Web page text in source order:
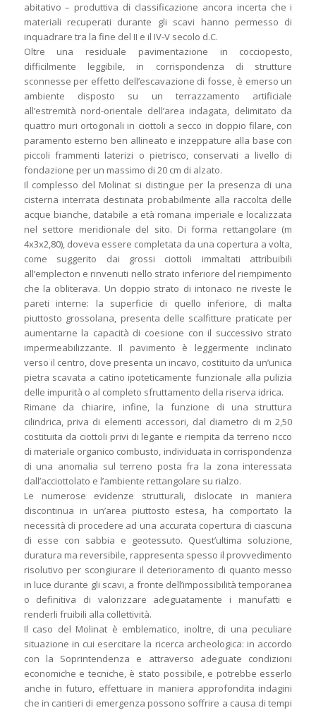
abitativo – produttiva di classificazione ancora incerta che i
materiali recuperati durante gli scavi hanno permesso di
inquadrare tra la fine del II e il IV-V secolo d.C.
Oltre una residuale pavimentazione in cocciopesto,
difficilmente leggibile, in corrispondenza di strutture
sconnesse per effetto dell’escavazione di fosse, è emerso un
ambiente disposto su un terrazzamento artificiale
all’estremità nord-orientale dell’area indagata, delimitato da
quattro muri ortogonali in ciottoli a secco in doppio filare, con
paramento esterno ben allineato e inzeppature alla base con
piccoli frammenti laterizi o pietrisco, conservati a livello di
fondazione per un massimo di 20 cm di alzato.
Il complesso del Molinat si distingue per la presenza di una
cisterna interrata destinata probabilmente alla raccolta delle
acque bianche, databile a età romana imperiale e localizzata
nel settore meridionale del sito. Di forma rettangolare (m
4x3x2,80), doveva essere completata da una copertura a volta,
come suggerito dai grossi ciottoli immaltati attribuibili
all’emplecton e rinvenuti nello strato inferiore del riempimento
che la obliterava. Un doppio strato di intonaco ne riveste le
pareti interne: la superficie di quello inferiore, di malta
piuttosto grossolana, presenta delle scalfitture praticate per
aumentarne la capacità di coesione con il successivo strato
impermeabilizzante. Il pavimento è leggermente inclinato
verso il centro, dove presenta un incavo, costituito da un’unica
pietra scavata a catino ipoteticamente funzionale alla pulizia
delle impurità o al completo sfruttamento della riserva idrica.
Rimane da chiarire, infine, la funzione di una struttura
cilindrica, priva di elementi accessori, dal diametro di m 2,50
costituita da ciottoli privi di legante e riempita da terreno ricco
di materiale organico combusto, individuata in corrispondenza
di una anomalia sul terreno posta fra la zona interessata
dall’acciottolato e l’ambiente rettangolare su rialzo.
Le numerose evidenze strutturali, dislocate in maniera
discontinua in un’area piuttosto estesa, ha comportato la
necessità di procedere ad una accurata copertura di ciascuna
di esse con sabbia e geotessuto. Quest’ultima soluzione,
duratura ma reversibile, rappresenta spesso il provvedimento
risolutivo per scongiurare il deterioramento di quanto messo
in luce durante gli scavi, a fronte dell’impossibilità temporanea
o definitiva di valorizzare adeguatamente i manufatti e
renderli fruibili alla collettività.
Il caso del Molinat è emblematico, inoltre, di una peculiare
situazione in cui esercitare la ricerca archeologica: in accordo
con la Soprintendenza e attraverso adeguate condizioni
economiche e tecniche, è stato possibile, e potrebbe esserlo
anche in futuro, effettuare in maniera approfondita indagini
che in cantieri di emergenza possono soffrire a causa di tempi